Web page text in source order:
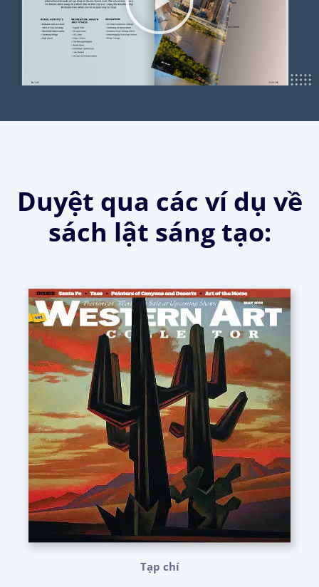
Duyệt qua các ví dụ về
sách lật sáng tạo:
Tạp chí